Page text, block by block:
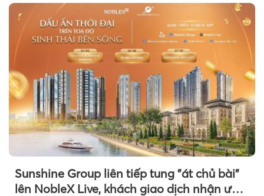
Sunshine Group liên tiếp tung "át chủ bài"
lên NobleX Live, khách giao dịch nhận ưu